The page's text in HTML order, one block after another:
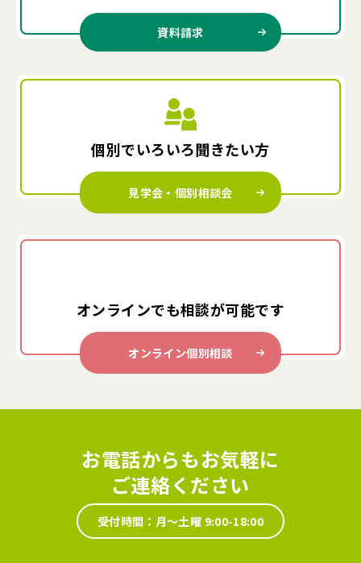
資料請求
個別でいろいろ聞きたい方
見学会・個別相談会
オンラインでも相談が可能です
オンライン個別相談
お電話からもお気軽に
ご連絡ください
受付時間：月～土曜 9:00-18:00